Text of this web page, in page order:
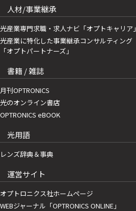
人材/事業継承
光産業専門求職・求人ナビ「オプトキャリア」
光産業に特化した事業継承コンサルティング
「オプトパートナーズ」
書籍 / 雑誌
月刊OPTRONICS
光のオンライン書店
OPTRONICS eBOOK
光用語
レンズ辞典＆事典
運営サイト
オプトロニクス社ホームページ
WEBジャーナル「OPTRONICS ONLINE」